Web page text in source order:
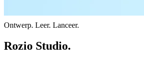
Ontwerp. Leer. Lanceer.
Rozio Studio.